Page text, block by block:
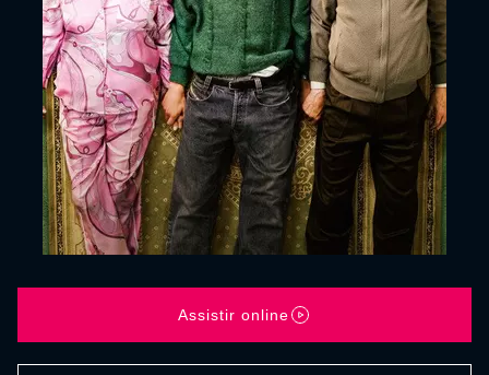
Assistir online